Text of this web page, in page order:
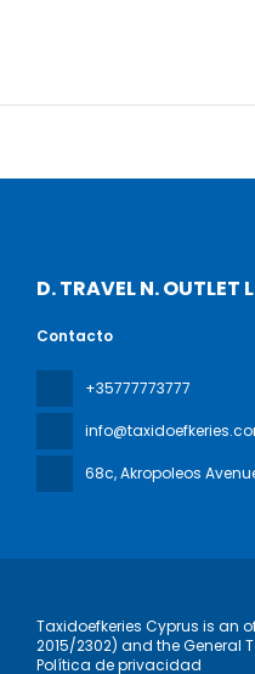
D. TRAVEL N. OUTLET
Contacto
+35777773777
68c, Akropoleos
Taxidoefkeries Cyprus is an
2015/2302) and the General
Política de privacidad